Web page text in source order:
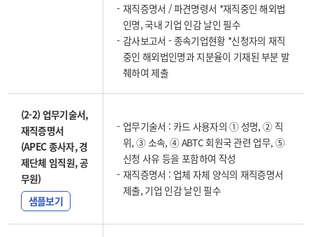
재직증명서 / 파견명령서 *재직중인 해외법
인명, 국내 기업 인감 날인 필수
감사보고서 - 종속기업현황 *신청자의 재직
중인 해외법인명과 지분율이 기재된 부분 발
췌하여 제출
(2-2) 업무기술서,
재직증명서
(APEC 종사자, 경
제단체 임직원, 공
무원)
샘플보기
업무기술서 : 카드 사용자의 ① 성명, ② 직
위, ③ 소속, ④ ABTC 회원국 관련 업무, ⑤
신청 사유 등을 포함하여 작성
재직증명서 : 업체 자체 양식의 재직증명서
제출, 기업 인감 날인 필수